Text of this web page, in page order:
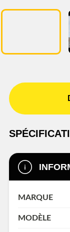
MARQUE
MODÈLE